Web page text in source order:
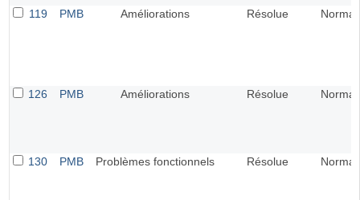
119 PMB Améliorations Résolue Normal
126 PMB Améliorations Résolue Normal
130 PMB Problèmes fonctionnels Résolue Normal